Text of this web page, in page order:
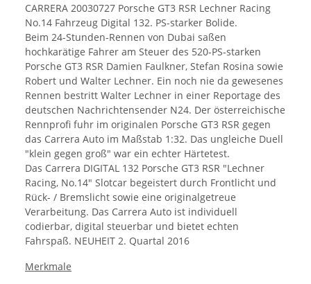
CARRERA 20030727 Porsche GT3 RSR Lechner Racing
No.14 Fahrzeug Digital 132. PS-starker Bolide.
Beim 24-Stunden-Rennen von Dubai saßen
hochkarätige Fahrer am Steuer des 520-PS-starken
Porsche GT3 RSR Damien Faulkner, Stefan Rosina sowie
Robert und Walter Lechner. Ein noch nie da gewesenes
Rennen bestritt Walter Lechner in einer Reportage des
deutschen Nachrichtensender N24. Der österreichische
Rennprofi fuhr im originalen Porsche GT3 RSR gegen
das Carrera Auto im Maßstab 1:32. Das ungleiche Duell
"klein gegen groß" war ein echter Härtetest.
Das Carrera DIGITAL 132 Porsche GT3 RSR "Lechner
Racing, No.14" Slotcar begeistert durch Frontlicht und
Rück- / Bremslicht sowie eine originalgetreue
Verarbeitung. Das Carrera Auto ist individuell
codierbar, digital steuerbar und bietet echten
Fahrspaß. NEUHEIT 2. Quartal 2016
Merkmale